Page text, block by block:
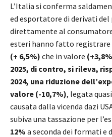
L’Italia si conferma
ed esportatore di derivati
direttamente al
esteri hanno fatto registrare
(+ 6,5%) che in valore
2025, di contro, si rileva,
2024, una riduzione
valore (-10,7%), legata
causata dalla vicenda dazi
subiva una tassazione per
12% a seconda dei formati e